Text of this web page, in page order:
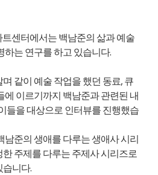
센터에서는 백남준의 삶과 예술
하는 연구를 하고 있습니다.
같이 예술 작업을 했던 동료, 큐
에 이르기까지 백남준과 관련된 내
들을 대상으로 인터뷰를 진행했습
남준의 생애를 다루는 생애사 시리
주제를 다루는 주제사 시리즈로
니다.